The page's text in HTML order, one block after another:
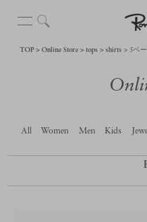
TOP Online Store tops shirts 5ペー
All Women Men Kids